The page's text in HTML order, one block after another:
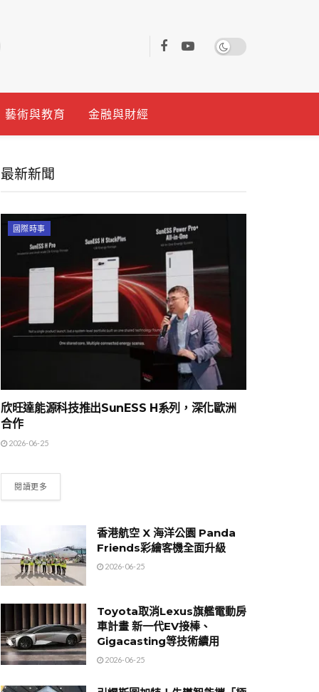
藝術與教育 金融與財經
最新新聞
國際時事
欣旺達能源科技推出SunESS H系列，深化歐洲
合作
2026-06-25
閱讀更多
香港航空 X 海洋公園 Panda
Friends彩繪客機全面升級
2026-06-25
Toyota取消Lexus旗艦電動房
車計畫 新一代EV接棒、
Gigacasting等技術續用
2026-06-25